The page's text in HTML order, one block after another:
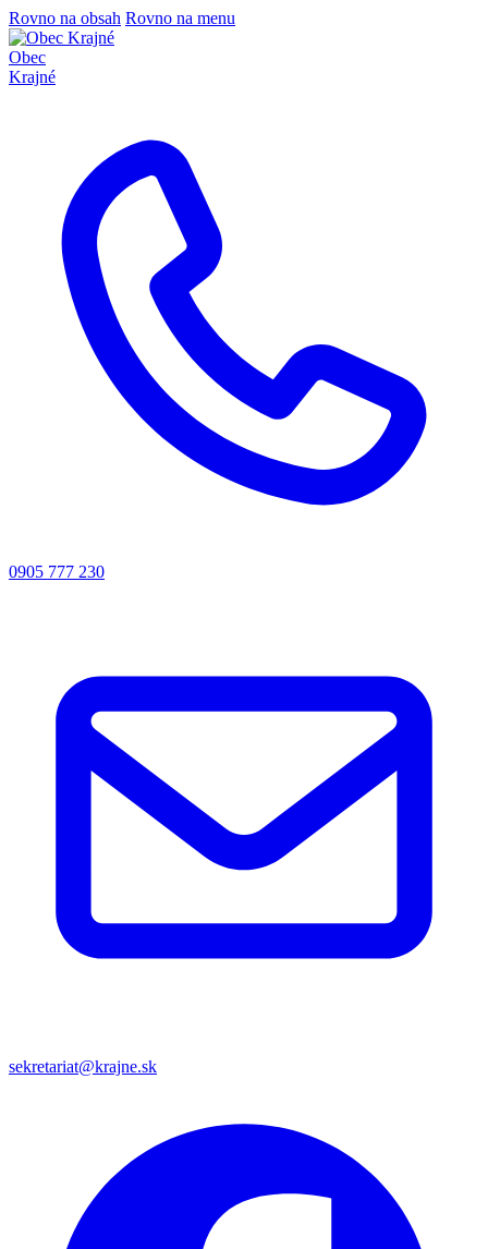
Rovno na obsah Rovno na menu
Obec
Krajné
0905 777 230
sekretariat@krajne.sk